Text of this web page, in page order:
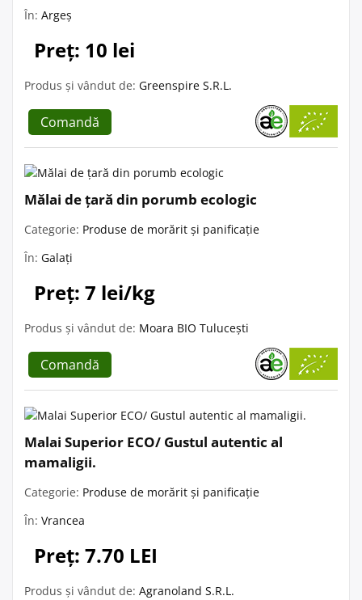
În: Argeș
Preț: 10 lei
Produs și vândut de: Greenspire S.R.L.
Comandă
Mălai de țară din porumb ecologic
Categorie: Produse de morărit și panificație
În: Galați
Preț: 7 lei/kg
Produs și vândut de: Moara BIO Tulucești
Comandă
Malai Superior ECO/ Gustul autentic al
mamaligii.
Categorie: Produse de morărit și panificație
În: Vrancea
Preț: 7.70 LEI
Produs și vândut de: Agranoland S.R.L.